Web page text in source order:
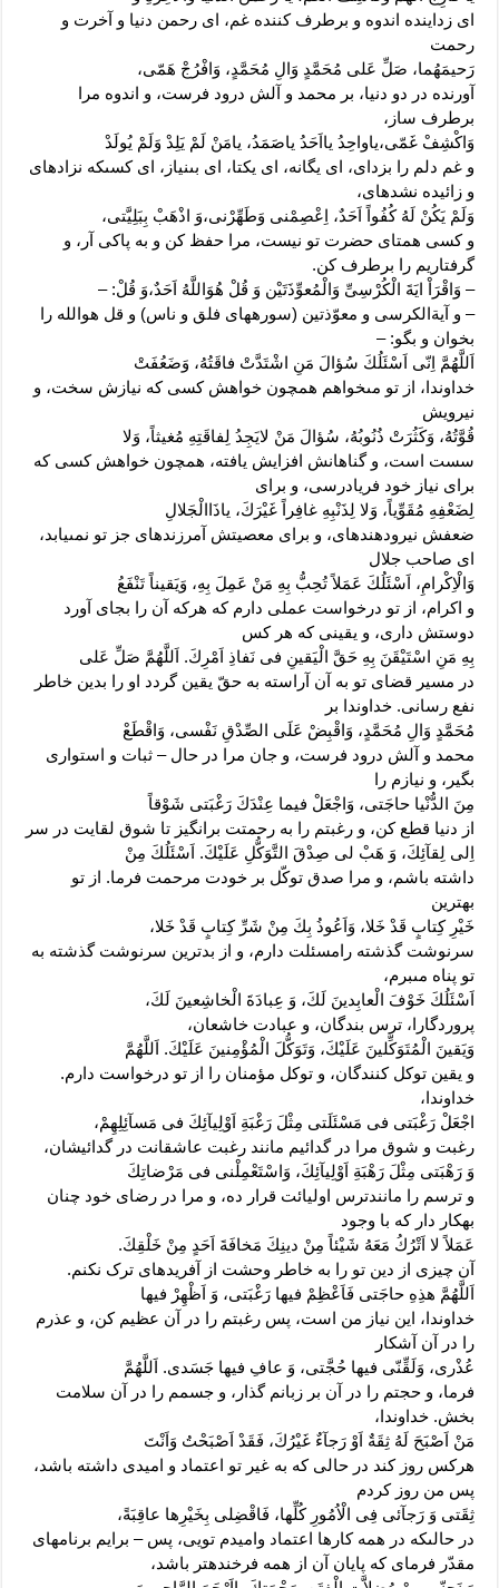
اى زداینده اندوه و برطرف کننده غم، اى رحمن دنیا و آخرت و
رحمت
رَحيمَهُما، صَلِّ عَلى‏ مُحَمَّدٍ وَالِ مُحَمَّدٍ، وَافْرُجْ هَمّى،
آورنده در دو دنیا، بر محمد و آلش درود فرست، و اندوه مرا
برطرف ساز،
وَاكْشِفْ غَمّى،ياواحِدُ يااَحَدُ ياصَمَدُ، يامَنْ لَمْ يَلِدْ وَلَمْ يُولَدْ
و غم دلم را بزداى، اى یگانه، اى یکتا، اى بى‏نیاز، اى کسى‏که نزاده‏اى
و زائیده نشده‏اى،
وَلَمْ يَكُنْ لَهُ كُفُواً اَحَدٌ، اِعْصِمْنى وَطَهِّرْنى،وَ اذْهَبْ بِبَلِيَّتى،
و کسى همتاى حضرت تو نیست، مرا حفظ کن و به پاکى آر، و
گرفتاریم را برطرف کن.
– وَاقْرَاْ ايَةَ الْكُرْسِىِّ وَالْمُعوِّذَتَيْن وَ قُلْ هُوَاللَّهُ اَحَدٌ،وَ قُلْ: –
– و آیةالکرسى و معوّذتین (سوره‏هاى فلق و ناس) و قل هوالله را
بخوان و بگو: –
اَللَّهُمَّ اِنّى اَسْئَلُكَ سُؤالَ مَنِ اشْتَدَّتْ فاقَتُهُ، وَضَعُفَتْ
خداوندا، از تو مى‏خواهم همچون خواهش کسى که نیازش سخت، و
نیرویش
قُوَّتُهُ، وَكَثُرَتْ ذُنُوبُهُ، سُؤالَ مَنْ لايَجِدُ لِفاقَتِهِ مُغيثاً، وَلا
سست است، و گناهانش افزایش یافته، همچون خواهش کسى که
براى نیاز خود فریادرسى، و براى
لِضَعْفِهِ مُقَوِّياً، وَلا لِذَنْبِهِ غافِراً غَيْرَكَ، ياذَاالْجَلالِ
ضعفش نیرودهنده‏اى، و براى معصیتش آمرزنده‏اى جز تو نمى‏یابد،
اى صاحب جلال
وَالْاِكْرامِ، اَسْئَلُكَ عَمَلاً تُحِبُّ بِهِ مَنْ عَمِلَ بِهِ، وَيَقيناً تَنْفَعُ
و اکرام، از تو درخواست عملى دارم که هرکه آن را بجاى آورد
دوستش دارى، و یقینى که هر کس
بِهِ مَنِ اسْتَيْقَنَ بِهِ حَقَّ الْيَقينِ فى نَفاذِ اَمْرِكَ. اَللَّهُمَّ صَلِّ عَلى‏
در مسیر قضاى تو به آن آراسته به حقّ یقین گردد او را بدین خاطر
نفع رسانى. خداوندا بر
مُحَمَّدٍ وَالِ مُحَمَّدٍ، وَاقْبِضْ عَلَى الصِّدْقِ نَفْسى، وَاقْطَعْ
محمد و آلش درود فرست، و جان مرا در حال – ثبات و استوارى
بگیر، و نیازم را
مِنَ الدُّنْيا حاجَتى، وَاجْعَلْ فيما عِنْدَكَ رَغْبَتى شَوْقاً
از دنیا قطع کن، و رغبتم را به رحمتت برانگیز تا شوق لقایت در سر
اِلى‏ لِقآئِكَ، وَ هَبْ لى صِدْقَ التَّوَكُّلِ عَلَيْكَ. اَسْئَلُكَ مِنْ
داشته باشم، و مرا صدق توکّل بر خودت مرحمت فرما. از تو
بهترین
خَيْرِ كِتابٍ قَدْ خَلا، وَاَعُوذُ بِكَ مِنْ شَرِّ كِتابٍ قَدْ خَلا،
سرنوشت گذشته رامسئلت دارم، و از بدترین سرنوشت گذشته به
تو پناه مى‏برم،
اَسْئَلُكَ خَوْفَ الْعابِدينَ لَكَ، وَ عِبادَةَ الْخاشِعينَ لَكَ،
پروردگارا، ترس بندگان، و عبادت خاشعان،
وَيَقينَ الْمُتَوَكِّلينَ عَلَيْكَ، وَتَوَكُّلَ الْمُؤْمِنينَ عَلَيْكَ. اَللَّهُمَّ
و یقین توکل کنندگان، و توکل مؤمنان را از تو درخواست دارم.
خداوندا،
اجْعَلْ رَغْبَتى فى مَسْئَلَتى مِثْلَ رَغْبَةِ اَوْلِيآئِكَ فى مَسآئِلِهِمْ،
رغبت و شوق مرا در گدائیم مانند رغبت عاشقانت در گدائیشان،
وَ رَهْبَتى مِثْلَ رَهْبَةِ اَوْلِيآئِكَ، وَاسْتَعْمِلْنى فى مَرْضاتِكَ
و ترسم را مانندترس اولیائت قرار ده، و مرا در رضاى خود چنان
به‏کار دار که با وجود
عَمَلاً لا اَتْرُكُ مَعَهُ شَيْئاً مِنْ دينِكَ مَخافَةَ اَحَدٍ مِنْ خَلْقِكَ.
آن چیزى از دین تو را به خاطر وحشت از آفریده‏اى ترک نکنم.
اَللَّهُمَّ هذِهِ حاجَتى فَاَعْظِمْ فيها رَغْبَتى، وَ اَظْهِرْ فيها
خداوندا، این نیاز من است، پس رغبتم را در آن عظیم کن، و عذرم
را در آن آشکار
عُذْرى، وَلَقِّنّى فيها حُجَّتى، وَ عافِ فيها جَسَدى. اَللَّهُمَّ
فرما، و حجتم را در آن بر زبانم گذار، و جسمم را در آن سلامت
بخش. خداوندا،
مَنْ اَصْبَحَ لَهُ ثِقَةٌ اَوْ رَجآءٌ غَيْرُكَ، فَقَدْ اَصْبَحْتُ وَاَنْتَ
هرکس روز کند در حالى که به غیر تو اعتماد و امیدى داشته باشد،
پس من روز کردم
ثِقَتى وَ رَجآئى فِى الْاُمُورِ كُلِّها، فَاقْضِ‏لى بِخَيْرِها عاقِبَةً،
در حالى‏که در همه کارها اعتماد وامیدم تویى، پس – برایم برنامه‏اى
مقدّر فرماى که پایان آن از همه فرخنده‏تر باشد،